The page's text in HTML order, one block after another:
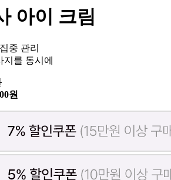
아이 크림
중 관리
를 동시에
원